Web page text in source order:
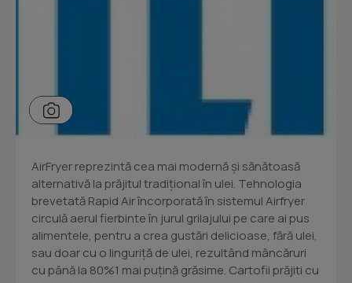
AirFryer reprezintă cea mai modernă şi sănătoasă
alternativă la prăjitul tradiţional în ulei. Tehnologia
brevetată Rapid Air încorporată în sistemul Airfryer
circulă aerul fierbinte în jurul grilajului pe care ai pus
alimentele, pentru a crea gustări delicioase, fără ulei,
sau doar cu o linguriţă de ulei, rezultând mâncăruri
cu până la 80%1 mai puţină grăsime. Cartofii prăjiti cu